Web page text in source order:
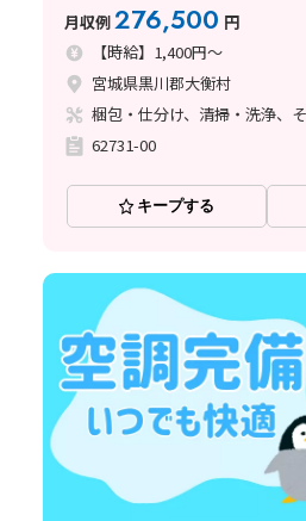
月収例276,500 円
【時給】1,400円～
宮城県黒川郡大衡村
梱包・仕分け、清掃・洗浄、
62731-00
キープする